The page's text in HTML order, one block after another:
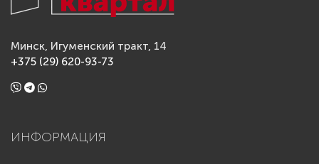
Минск, Игуменский тракт, 14
+375 (29) 620-93-73
ИНФОРМАЦИЯ